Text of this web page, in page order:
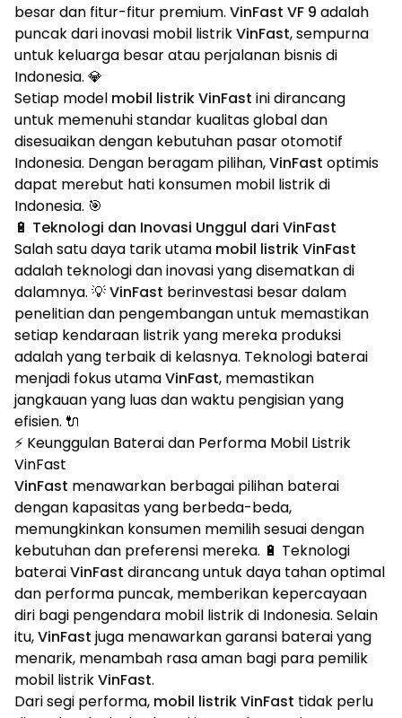
besar dan fitur-fitur premium. VinFast VF 9 adalah
puncak dari inovasi mobil listrikVinFast, sempurna
untuk keluarga besar atau perjalanan bisnis di
Indonesia. 💎
Setiap model mobil listrik VinFast ini dirancang
untuk memenuhi standar kualitas global dan
disesuaikan dengan kebutuhan pasar otomotif
Indonesia. Dengan beragam pilihan,VinFast optimis
dapat merebut hati konsumen mobil listrik di
Indonesia. 🎯
🔋 Teknologi dan Inovasi Unggul dari VinFast
Salah satu daya tarik utama mobil listrik VinFast
adalah teknologi dan inovasi yang disematkan di
dalamnya. 💡VinFast berinvestasi besar dalam
penelitian dan pengembangan untuk memastikan
setiap kendaraan listrik yang mereka produksi
adalah yang terbaik di kelasnya. Teknologi baterai
menjadi fokus utamaVinFast, memastikan
jangkauan yang luas dan waktu pengisian yang
efisien. 🔌
⚡ Keunggulan Baterai dan Performa Mobil Listrik
VinFast
VinFast menawarkan berbagai pilihan baterai
dengan kapasitas yang berbeda-beda,
memungkinkan konsumen memilih sesuai dengan
kebutuhan dan preferensi mereka. 🔋 Teknologi
bateraiVinFast dirancang untuk daya tahan optimal
dan performa puncak, memberikan kepercayaan
diri bagi pengendara mobil listrik di Indonesia. Selain
itu,VinFast juga menawarkan garansi baterai yang
menarik, menambah rasa aman bagi para pemilik
mobil listrikVinFast.
Dari segi performa, mobil listrik VinFast tidak perlu